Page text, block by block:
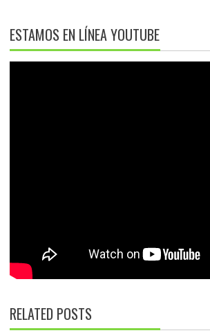
ESTAMOS EN LÍNEA YOUTUBE
RELATED POSTS